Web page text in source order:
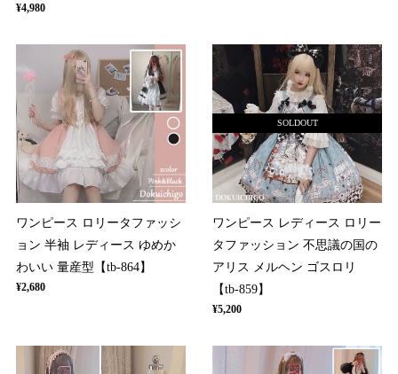
¥4,980
ワンピース ロリータファッシ
ョン 半袖 レディース ゆめか
わいい 量産型【tb-864】
¥2,680
SOLDOUT
ワンピース レディース ロリー
タファッション 不思議の国の
アリス メルヘン ゴスロリ
【tb-859】
¥5,200